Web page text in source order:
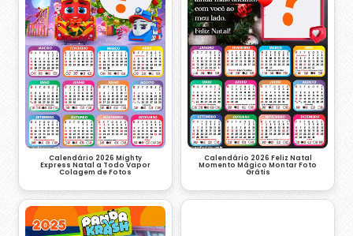
Calendário 2026 Mighty
Express Natal a Todo Vapor
Colagem de Fotos
Calendário 2026 Feliz Natal
Momento Mágico Montar Foto
Grátis